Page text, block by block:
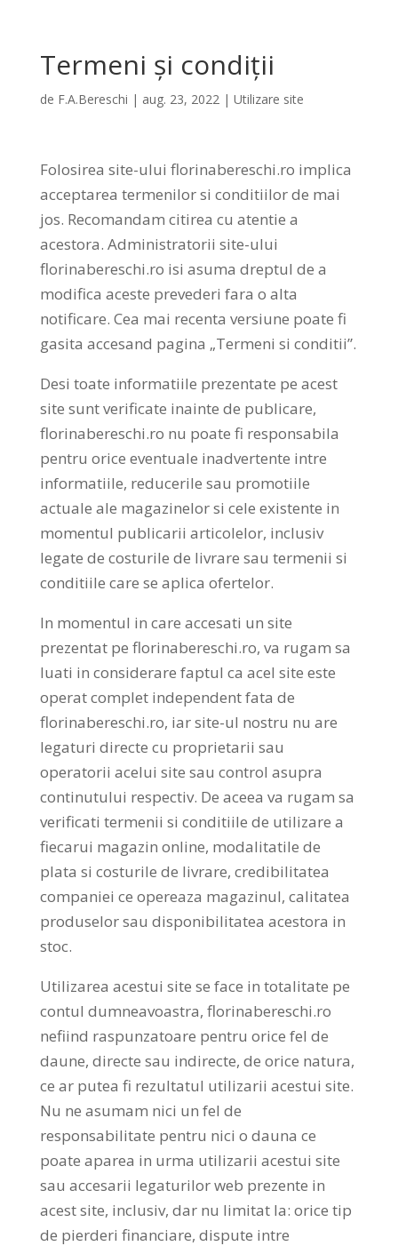
Termeni și condiții
de F.A.Bereschi | aug. 23, 2022| Utilizare site
Folosirea site-ului florinabereschi.ro implica
acceptarea termenilor si conditiilor de mai
jos. Recomandam citirea cu atentie a
acestora. Administratorii site-ului
florinabereschi.ro isi asuma dreptul de a
modifica aceste prevederi fara o alta
notificare. Cea mai recenta versiune poate fi
gasita accesand pagina „Termeni si conditii”.
Desi toate informatiile prezentate pe acest
site sunt verificate inainte de publicare,
florinabereschi.ro nu poate fi responsabila
pentru orice eventuale inadvertente intre
informatiile, reducerile sau promotiile
actuale ale magazinelor si cele existente in
momentul publicarii articolelor, inclusiv
legate de costurile de livrare sau termenii si
conditiile care se aplica ofertelor.
In momentul in care accesati un site
prezentat pe florinabereschi.ro, va rugam sa
luati in considerare faptul ca acel site este
operat complet independent fata de
florinabereschi.ro, iar site-ul nostru nu are
legaturi directe cu proprietarii sau
operatorii acelui site sau control asupra
continutului respectiv. De aceea va rugam sa
verificati termenii si conditiile de utilizare a
fiecarui magazin online, modalitatile de
plata si costurile de livrare, credibilitatea
companiei ce opereaza magazinul, calitatea
produselor sau disponibilitatea acestora in
stoc.
Utilizarea acestui site se face in totalitate pe
contul dumneavoastra, florinabereschi.ro
nefiind raspunzatoare pentru orice fel de
daune, directe sau indirecte, de orice natura,
ce ar putea fi rezultatul utilizarii acestui site.
Nu ne asumam nici un fel de
responsabilitate pentru nici o dauna ce
poate aparea in urma utilizarii acestui site
sau accesarii legaturilor web prezente in
acest site, inclusiv, dar nu limitat la: orice tip
de pierderi financiare, dispute intre